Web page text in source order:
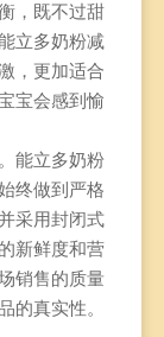
，既不过甜
立多奶粉减
，更加适合
宝会感到愉
能立多奶粉
终做到严格
采用封闭式
新鲜度和营
销售的质量
的真实性。